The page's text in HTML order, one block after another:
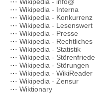
··· Wikipedia - Interna
··· Wikipedia - Konkurrenz
··· Wikipedia - Lesenswert
··· Wikipedia - Presse
··· Wikipedia - Rechtliches
··· Wikipedia - Statistik
··· Wikipedia - Störenfriede
··· Wikipedia - Störungen
··· Wikipedia - WikiReader
··· Wikipedia - Zensur
··· Wiktionary